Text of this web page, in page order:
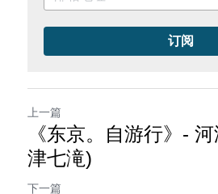
订阅
上一篇
《东京。自游行》-
津七滝)
下一篇